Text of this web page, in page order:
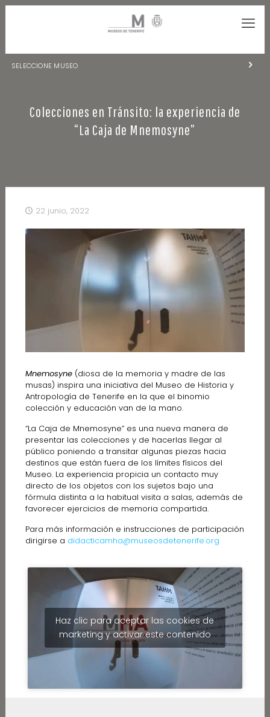
SELECCIONE MUSEO
NATURALEZA Y ARQUEOLOGÍA
CENTRO DE DOCUMENTACIÓN DE CANARIAS Y AMÉRICA
CUEVA DEL VIENTO
Colecciones en Tránsito: la experiencia de
“La Caja de Mnemosyne”
22 junio, 2022
Mnemosyne(diosa de la memoria y madre de las
musas) inspira una iniciativa del Museo de Historia y
Antropología de Tenerife en la que el binomio
colección y educación van de la mano.
“La Caja de Mnemosyne” es una nueva manera de
presentar las colecciones y de hacerlas llegar al
público poniendo a transitar algunas piezas hacia
destinos que están fuera de los límites físicos del
Museo. La experiencia propicia un contacto muy
directo de los objetos con los sujetos bajo una
fórmula distinta a la habitual visita a salas, además de
favorecer ejercicios de memoria compartida.
Para más información e instrucciones de participación
dirigirse a didacticamha@museosdetenerife.org
Haz clic para aceptar las cookies de
marketing y activar este contenido